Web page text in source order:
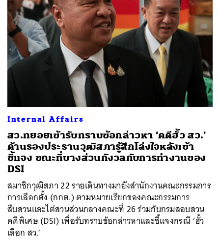
Internal Affairs
สว.ทยอยเข้ารับทราบข้อกล่าวหา ‘คดีฮั้ว สว.’
ด้านรองประธานวุฒิสภารู้สึกโล่งใจหลังเข้า
ชี้แจง ขณะที่บางส่วนกังวลกับการทำงานของ
DSI
สมาชิกวุฒิสภา 22 รายเดินทางมายังสำนักงานคณะกรรมการ
การเลือกตั้ง (กกต.) ตามหมายเรียกของคณะกรรมการ
สืบสวนและไต่สวนส่วนกลางคณะที่ 26 ร่วมกับกรมสอบสวน
คดีพิเศษ (DSI) เพื่อรับทราบข้อกล่าวหาและชี้แจงกรณี ‘ฮั้ว
เลือก สว.’